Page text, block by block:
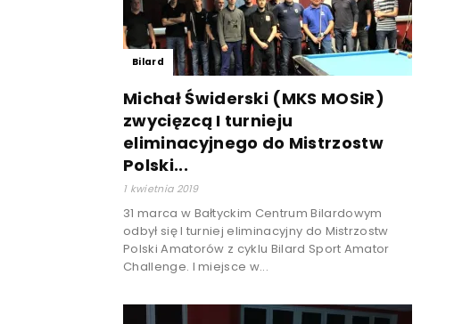
Bilard
Michał Świderski (MKS MOSiR)
zwycięzcą I turnieju
eliminacyjnego do Mistrzostw
Polski...
1 kwietnia 2019
31 marca w Bałtyckim Centrum Bilardowym
odbył się I turniej eliminacyjny do Mistrzostw
Polski Amatorów z cyklu Bilard Sport Amator
Challenge. I miejsce w...